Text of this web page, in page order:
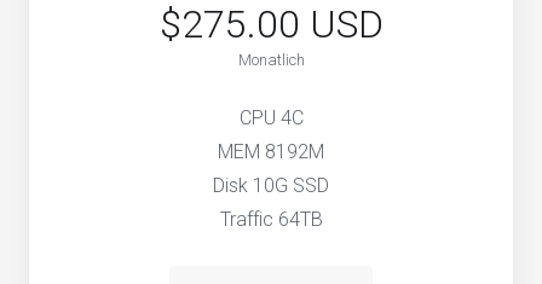
$275.00 USD
Monatlich
CPU 4C
MEM 8192M
Disk 10G SSD
Traffic 64TB